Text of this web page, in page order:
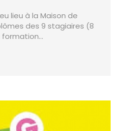
lieu à la Maison de
des 9 stagiaires (8